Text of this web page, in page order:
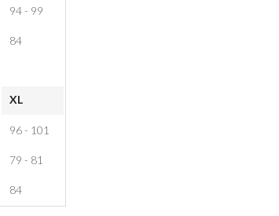
94 - 99
84
XL
96 - 101
79 - 81
84